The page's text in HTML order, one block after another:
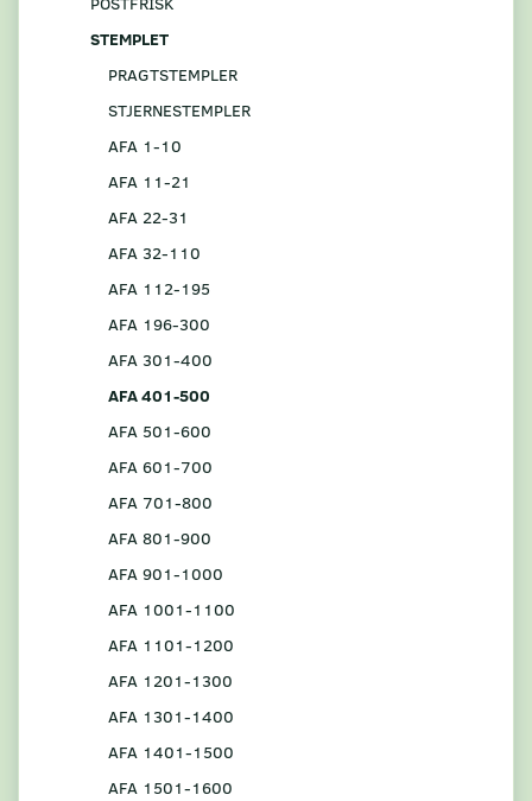
STEMPLET
PRAGTSTEMPLER
STJERNESTEMPLER
AFA 1-10
AFA 11-21
AFA 22-31
AFA 32-110
AFA 112-195
AFA 196-300
AFA 301-400
AFA 401-500
AFA 501-600
AFA 601-700
AFA 701-800
AFA 801-900
AFA 901-1000
AFA 1001-1100
AFA 1101-1200
AFA 1201-1300
AFA 1301-1400
AFA 1401-1500
AFA 1501-1600